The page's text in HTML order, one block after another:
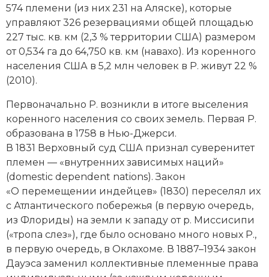
Генеалогия, геральдика
Государство и право
Европа
Империи
Историческая география и топонимика
История материальной и духовной культуры
История международных отношений
История, философия, теория и методология
исторического знания
Итория международных отношений
Латинская Америка
Новейшая история
574 племени (из них 231 на Аляске), которые
управляют 326 резервациями общей площадью
227 тыс. кв. км (2,3 % территории США) размером
от 0,534 га до 64,750 кв. км (навахо). Из коренного
населения США в 5,2 млн человек в Р. живут 22 %
(2010).
Первоначально Р. возникли в итоге выселения
коренного населения со своих земель. Первая Р.
образована в 1758 в Нью-­Джерси.
В 1831 Верховный суд США признал суверенитет
племен — «внутренних зависимых наций»
(domestic dependent nations). Закон
«О перемещении индейцев» (1830) переселял их
с Атлантического побережья (в первую очередь,
из Флориды) на земли к западу от р. Миссисипи
(«тропа слез»), где было основано много новых Р.,
в первую очередь, в Оклахоме. В 1887–1934 закон
Дауэса заменил коллективные племенные права